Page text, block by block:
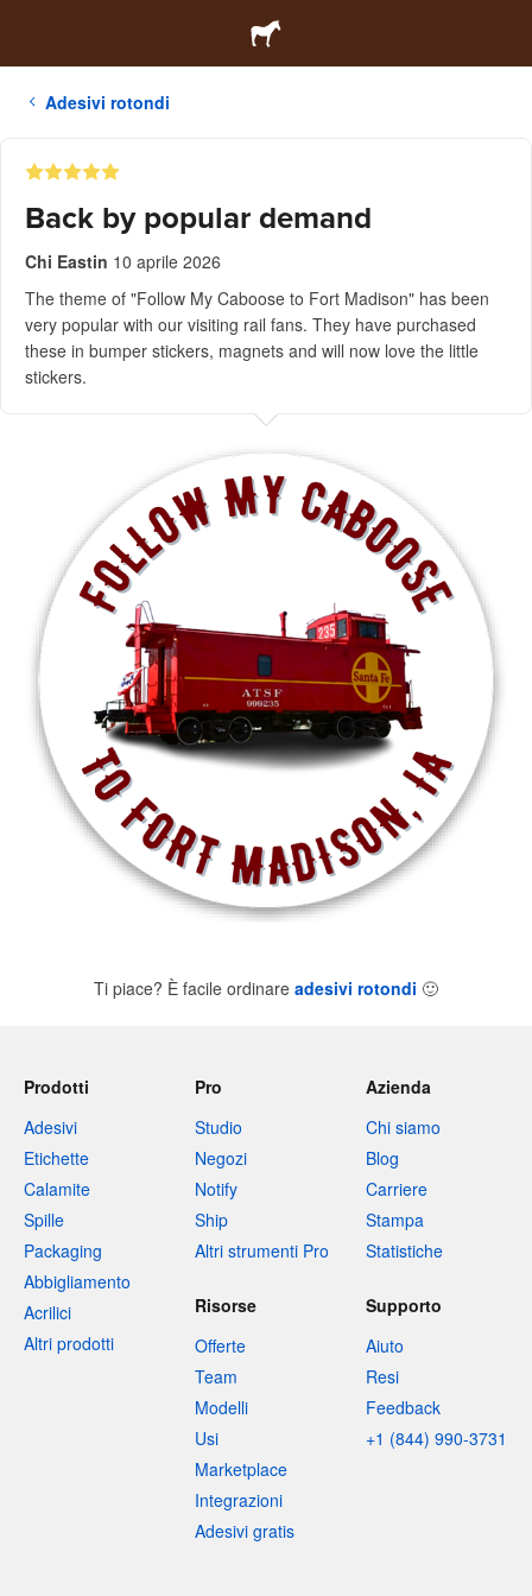
Adesivi rotondi
Back by popular demand
Chi Eastin 10 aprile 2026
The theme of "Follow My Caboose to Fort Madison" has been
very popular with our visiting rail fans. They have purchased
these in bumper stickers, magnets and will now love the little
stickers.
Ti piace? È facile ordinare adesivi rotondi 🙂
Prodotti
Adesivi
Etichette
Calamite
Spille
Packaging
Abbigliamento
Acrilici
Altri prodotti
Pro
Studio
Negozi
Notify
Ship
Altri strumenti Pro
Azienda
Chi siamo
Blog
Carriere
Stampa
Statistiche
Risorse
Offerte
Team
Modelli
Usi
Marketplace
Integrazioni
Adesivi gratis
Supporto
Aiuto
Resi
Feedback
+1 (844) 990-3731